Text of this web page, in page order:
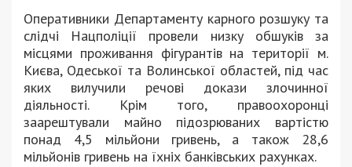
Оперативники Департаменту карного розшуку та
слідчі Нацполіції провели низку обшуків за
місцями проживання фігурантів на території м.
Києва, Одеської та Волинської областей, під час
яких вилучили речові докази злочинної
діяльності. Крім того, правоохоронці
заарештували майно підозрюваних вартістю
понад 4,5 мільйони гривень, а також 28,6
мільйонів гривень на їхніх банківських рахунках.